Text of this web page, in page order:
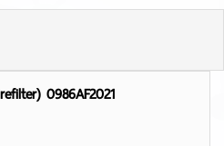
0986AF2021